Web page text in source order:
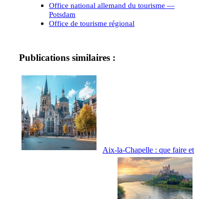
Office national allemand du tourisme —
Potsdam
Office de tourisme régional
Publications similaires :
Aix-la-Chapelle : que faire et